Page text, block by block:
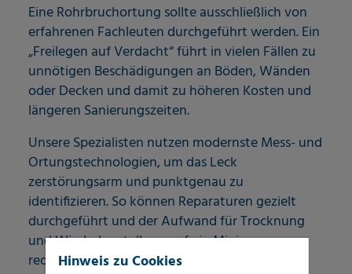
Eine Rohrbruchortung sollte ausschließlich von
erfahrenen Fachleuten durchgeführt werden. Ein
„Freilegen auf Verdacht“ führt in vielen Fällen zu
unnötigen Beschädigungen an Böden, Wänden
oder Decken und damit zu höheren Kosten und
längeren Sanierungszeiten.
Unsere Spezialisten nutzen modernste Mess- und
Ortungstechnologien, um das Leck
zerstörungsarm und punktgenau zu
identifizieren. So können Reparaturen gezielt
durchgeführt und der Aufwand für Trocknung
und Wiederherstellung auf ein Minimum
reduziert werden.
Hinweis zu Cookies